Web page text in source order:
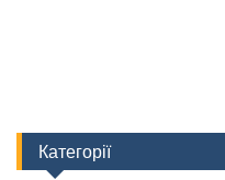
Категорії